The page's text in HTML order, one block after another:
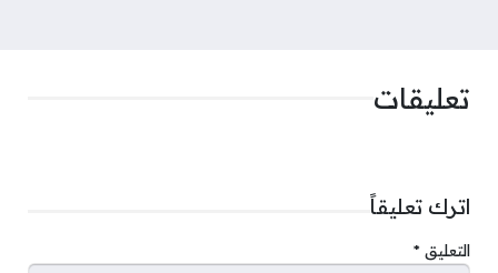
تعليقات
اترك تعليقاً
التعليق *